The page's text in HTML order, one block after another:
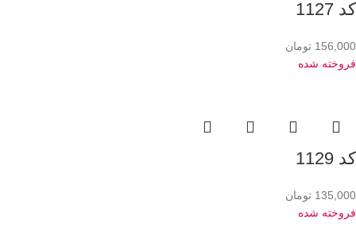
کد 1127
156,000 تومان
فروخته شده
کد 1129
135,000 تومان
فروخته شده